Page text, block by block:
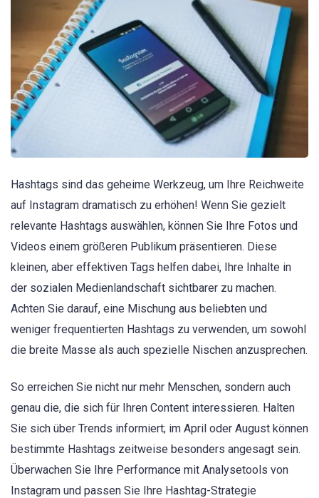
Hashtags sind das geheime Werkzeug, um Ihre Reichweite
auf Instagram dramatisch zu erhöhen! Wenn Sie gezielt
relevante Hashtags auswählen, können Sie Ihre Fotos und
Videos einem größeren Publikum präsentieren. Diese
kleinen, aber effektiven Tags helfen dabei, Ihre Inhalte in
der sozialen Medienlandschaft sichtbarer zu machen.
Achten Sie darauf, eine Mischung aus beliebten und
weniger frequentierten Hashtags zu verwenden, um sowohl
die breite Masse als auch spezielle Nischen anzusprechen.
So erreichen Sie nicht nur mehr Menschen, sondern auch
genau die, die sich für Ihren Content interessieren. Halten
Sie sich über Trends informiert; im April oder August können
bestimmte Hashtags zeitweise besonders angesagt sein.
Überwachen Sie Ihre Performance mit Analysetools von
Instagram und passen Sie Ihre Hashtag-Strategie